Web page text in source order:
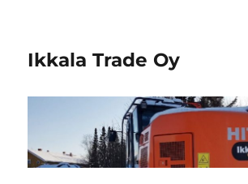
Ikkala Trade Oy